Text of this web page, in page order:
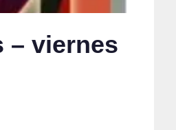
– viernes